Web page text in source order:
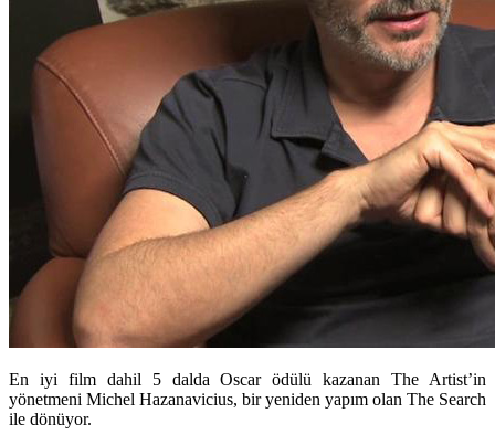
En iyi film dahil 5 dalda Oscar ödülü kazanan The Artist’in
yönetmeni Michel Hazanavicius, bir yeniden yapım olan The Search
ile dönüyor.